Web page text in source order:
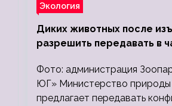
Экология
Диких животных после
разрешить передавать в
Фото: администрация
ЮГ» Министерство природы
предлагает передавать